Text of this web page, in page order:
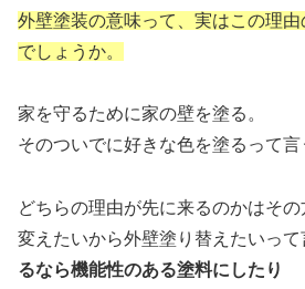
外壁塗装の意味って、実はこの理
でしょうか。
家を守るために家の壁を塗る。
そのついでに好きな色を塗るって言
どちらの理由が先に来るのかはそ
変えたいから外壁塗り替えたいって
るなら機能性のある塗料にしたり